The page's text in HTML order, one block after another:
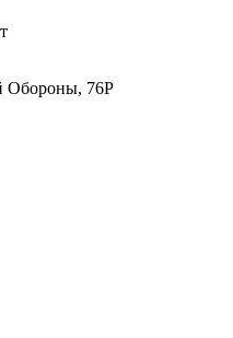
Обороны, 76Р